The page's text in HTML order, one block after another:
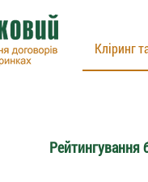
Кліринг
Рейтингування